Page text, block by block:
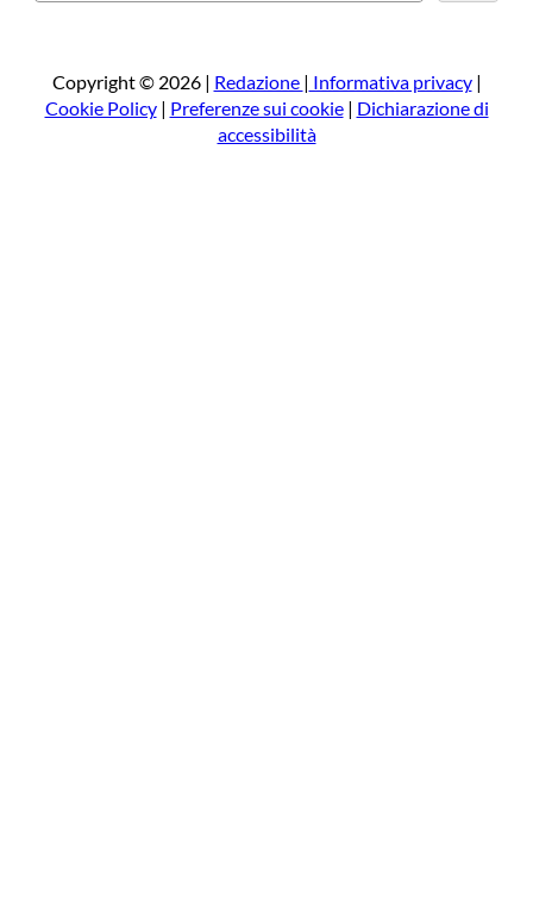
a
Copyright © 2026 | Redazione | Informativa privacy|
Cookie Policy| Preferenze sui cookie| Dichiarazione di
accessibilità